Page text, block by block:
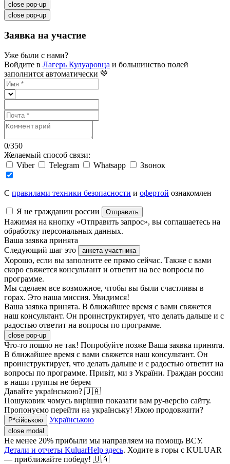
close pop-up
close pop-up
Заявка на участие
Уже были с нами?
Войдите в Лагерь Кулуаровца и большинство полей
заполнится автоматически 💚
0/350
Желаемый способ связи:
Viber
Telegram Whatsapp Звонок
C правилами техники безопасности и офертой ознакомлен
Я не гражданин россии Отправить
Нажимая на кнопку «Отправить запрос», вы соглашаетесь на
обработку персональных данных.
Ваша заявка принята
Следующий шаг это
анкета участника
Хорошо, если вы заполните ее прямо сейчас. Также с вами
скоро свяжется консультант и ответит на все вопросы по
программе.
Мы сделаем все возможное, чтобы вы были счастливы в
горах. Это наша миссия. Увидимся!
Ваша заявка принята. В ближайшее время с вами свяжется
наш консультант. Он проинструктирует, что делать дальше и с
радостью ответит на вопросы по программе.
close pop-up
Что-то пошло не так! Попробуйте позже Ваша заявка принята.
В ближайшее время с вами свяжется наш консультант. Он
проинструктирует, что делать дальше и с радостью ответит на
вопросы по программе. Привіт, ми з України. Граждан россии
в наши группы не берем
Давайте українською? 🇺🇦
Пошуковик чомусь вирішив показати вам ру-версію сайту.
Пропонуємо перейти на українську! Якою продовжити?
Р*сійською Українською
close modal
Не менее 20% прибыли мы направляем на помощь ВСУ.
Детали и отчеты KuluarHelp здесь. Ходите в горы с KULUAR
— приближайте победу! 🇺🇦